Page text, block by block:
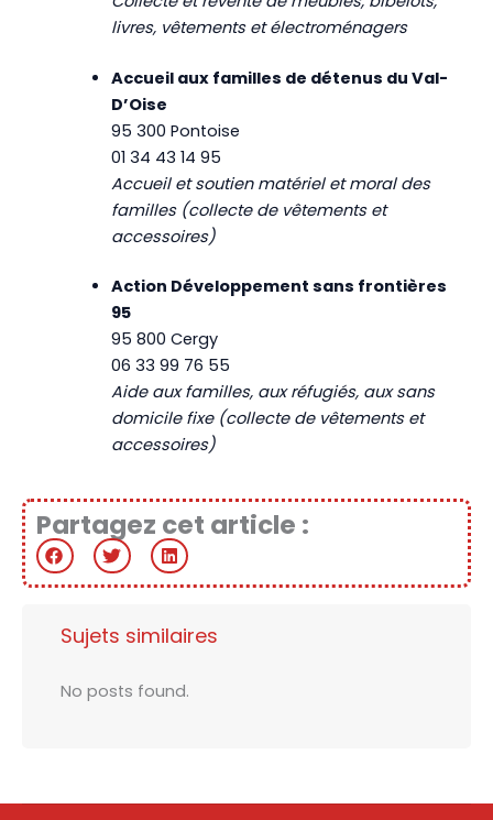
livres, vêtements et électroménagers
Accueil aux familles de détenus du Val-
D’Oise
95 300 Pontoise
01 34 43 14 95
Accueil et soutien matériel et moral des
familles (collecte de vêtements et
accessoires)
Action Développement sans frontières
95
95 800 Cergy
06 33 99 76 55
Aide aux familles, aux réfugiés, aux sans
domicile fixe (collecte de vêtements et
accessoires)
Partagez cet article :
Sujets similaires
No posts found.